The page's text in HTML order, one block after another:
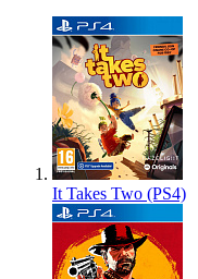
It Takes Two (PS4)